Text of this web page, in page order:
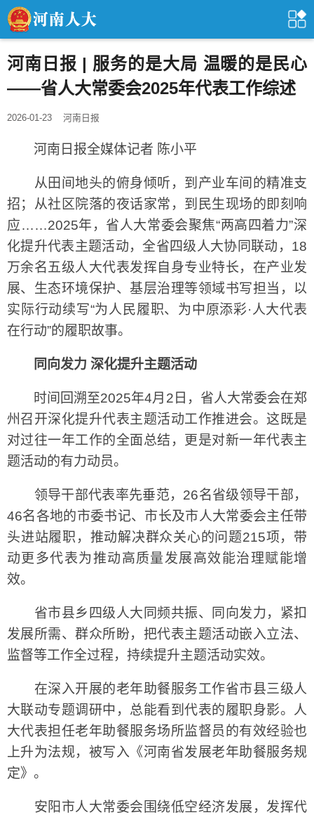
河南日报 | 服务的是大局 温暖的是民心
——省人大常委会2025年代表工作综述
2026-01-23 河南日报
河南日报全媒体记者 陈小平
从田间地头的俯身倾听，到产业车间的精准支
招；从社区院落的夜话家常，到民生现场的即刻响
应……2025年，省人大常委会聚焦“两高四着力”深
化提升代表主题活动，全省四级人大协同联动，18
万余名五级人大代表发挥自身专业特长，在产业发
展、生态环境保护、基层治理等领域书写担当，以
实际行动续写“为人民履职、为中原添彩·人大代表
在行动”的履职故事。
同向发力 深化提升主题活动
时间回溯至2025年4月2日，省人大常委会在郑
州召开深化提升代表主题活动工作推进会。这既是
对过往一年工作的全面总结，更是对新一年代表主
题活动的有力动员。
领导干部代表率先垂范，26名省级领导干部，
46名各地的市委书记、市长及市人大常委会主任带
头进站履职，推动解决群众关心的问题215项，带
动更多代表为推动高质量发展高效能治理赋能增
效。
省市县乡四级人大同频共振、同向发力，紧扣
发展所需、群众所盼，把代表主题活动嵌入立法、
监督等工作全过程，持续提升主题活动实效。
在深入开展的老年助餐服务工作省市县三级人
大联动专题调研中，总能看到代表的履职身影。人
大代表担任老年助餐服务场所监督员的有效经验也
上升为法规，被写入《河南省发展老年助餐服务规
定》。
安阳市人大常委会围绕低空经济发展，发挥代